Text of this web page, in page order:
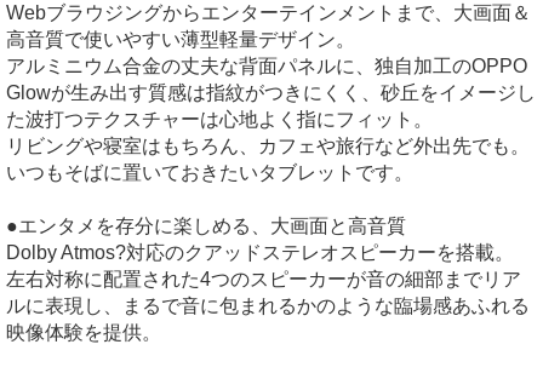
Webブラウジングからエンターテインメントまで、大画面＆
高音質で使いやすい薄型軽量デザイン。
アルミニウム合金の丈夫な背面パネルに、独自加工のOPPO
Glowが生み出す質感は指紋がつきにくく、砂丘をイメージし
た波打つテクスチャーは心地よく指にフィット。
リビングや寝室はもちろん、カフェや旅行など外出先でも。
いつもそばに置いておきたいタブレットです。
●エンタメを存分に楽しめる、大画面と高音質
Dolby Atmos?対応のクアッドステレオスピーカーを搭載。
左右対称に配置された4つのスピーカーが音の細部までリア
ルに表現し、まるで音に包まれるかのような臨場感あふれる
映像体験を提供。